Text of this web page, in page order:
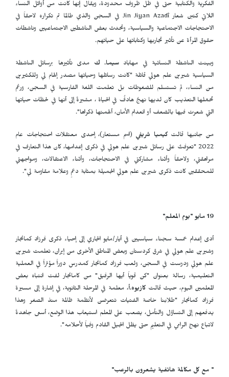
الفكرية والكتابية حتى في ظل ظروف محدودة، ويقال إنها كانت من أوائل النساء
اللاتي كتبن شعارJin Jiyan Azadîفي السجن والذي طالما تم تكراره لاحقاً في
الاحتجاجات الاجتماعية والسياسية، وتحدث بعض الناشطين الاجتماعيين وناشطات
حقوق المرأة عن تأثير تجاربها وكتاباتها على حياتهم.
وبينت الناشطة النسائية في مهاباد سيما. ك مدى تأثيرها برسائل الناشطة
السياسية شيرين علم هولي قائلة "كانت رسائلها وحياتها مصدر إلهام لي وللكثيرين
من النساء، لم تستسلم للضغوطات بل تعلمت اللغة الفارسية في السجن، ورغم
تحمّلها التعذيب كان لديها نهجٌ هادفٌ في الحياة ، مشيرةً إلى أنها في لحظات حياتها
التي شعرت فيها بالضعف أو انعدام الأمان، ألهمتها ذكراها".
من جانبها قالت كيميا شريفي (اسم مستعار)، إحدى معتقلات احتجاجات عام
2022 "تعرّفتُ على رسائل شيرين علم هولي في ذكرى إعدامها، كان هذا التعارف في
مراهقتي، ولاحقاً وأثناء مشاركتي في الاحتجاجات، وأثناء الاعتقالات، ومواجهتي
للمحققين كانت ذكرى شيرين علم هولي الجميلة بمثابة دعمٍ وعلامة مقاومة لي".
19 مايو "يوم المعلم"
أدى إعدام خمسة سجناء سياسيين في أيار/مايو الجاري إلى إحياء ذكرى فرزاد كمانجار
وشيرين علم هولي في شرق كردستان وبعض المناطق الأخرى من إيران، تعلمت شيرين
علم هولي ودرّست في السجن، ولعب فرزاد كمانجار كمدرس دوراً مؤثراً في العملية
التعليمية، رسالة بعنوان "كن قوياً أيها الرفيق" من كامانجار لفت انتباه بعض
المعلمين اليوم، حيث قالت كازيوه.أ، معلمة في المرحلة الثانوية، في إشارة إلى مسيرة
فرزاد كمانجار "طلابنا خاصة الفتيات تتعرضن لأنظمة ظالمة منذ الصغر وهذا
يدفعهم إلى التساؤل والتأمل، يصعب على المعلم استيعاب هذا الوضع، أسعى جاهدةً
لاتباع نهج الرامي في التعليم حتى يظل الجيل القادم وفياً لأحلامه".
" مع كل مكالمة هاتفية يشعرون بالرعب"